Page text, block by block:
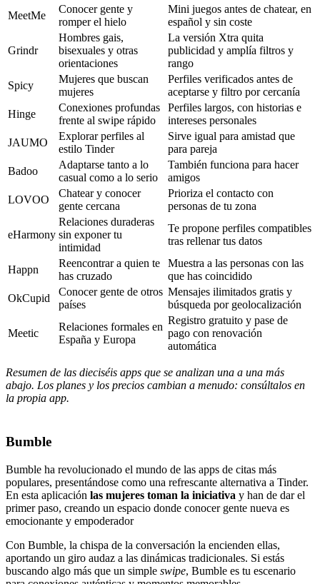
MeetMe
Conocer gente y
romper el hielo
Mini juegos antes de chatear, en
español y sin coste
Grindr
Hombres gais,
bisexuales y otras
orientaciones
La versión Xtra quita
publicidad y amplía filtros y
rango
Spicy
Mujeres que buscan
mujeres
Perfiles verificados antes de
aceptarse y filtro por cercanía
Hinge
Conexiones profundas
frente al swipe rápido
Perfiles largos, con historias e
intereses personales
JAUMO
Explorar perfiles al
estilo Tinder
Sirve igual para amistad que
para pareja
Badoo
Adaptarse tanto a lo
casual como a lo serio
También funciona para hacer
amigos
LOVOO
Chatear y conocer
gente cercana
Prioriza el contacto con
personas de tu zona
eHarmony
Relaciones duraderas
sin exponer tu
intimidad
Te propone perfiles compatibles
tras rellenar tus datos
Happn
Reencontrar a quien te
has cruzado
Muestra a las personas con las
que has coincidido
OkCupid
Conocer gente de otros
países
Mensajes ilimitados gratis y
búsqueda por geolocalización
Meetic
Relaciones formales en
España y Europa
Registro gratuito y pase de
pago con renovación
automática
Resumen de las dieciséis apps que se analizan una a una más
abajo. Los planes y los precios cambian a menudo: consúltalos en
la propia app.
Bumble
Bumble ha revolucionado el mundo de las apps de citas más
populares, presentándose como una refrescante alternativa a Tinder.
En esta aplicación las mujeres toman la iniciativa y han de dar el
primer paso, creando un espacio donde conocer gente nueva es
emocionante y empoderador
Con Bumble, la chispa de la conversación la encienden ellas,
aportando un giro audaz a las dinámicas tradicionales. Si estás
buscando algo más que un simple swipe, Bumble es tu escenario